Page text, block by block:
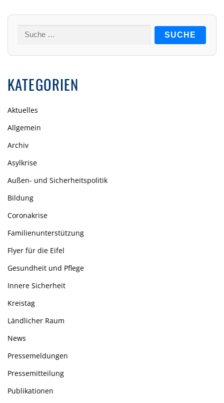
Suche
KATEGORIEN
Aktuelles
Allgemein
Archiv
Asylkrise
Außen- und Sicherheitspolitik
Bildung
Coronakrise
Familienunterstützung
Flyer für die Eifel
Gesundheit und Pflege
Innere Sicherheit
Kreistag
Ländlicher Raum
News
Pressemeldungen
Pressemitteilung
Publikationen